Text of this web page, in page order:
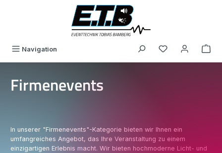
Navigation Du hast 0
Firmenevents
In unserer "Firmenevents"-Kategorie bieten wir Ihnen ein
umfangreiches Angebot, das Ihre Veranstaltung zu einem
einzigartigen Erlebnis macht. Wir bieten hochmoderne Licht- und